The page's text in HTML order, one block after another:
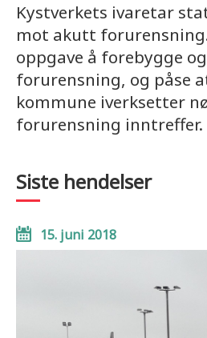
Kystverkets ivaretar
mot akutt
oppgave å forebygge
forurensning, og påse
kommune iverksetter
forurensning inntreffer.
Siste hendelser
15. juni 2018